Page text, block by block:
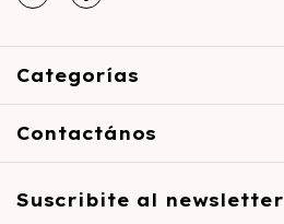
Categorías
Contactános
Suscribite al newsletter